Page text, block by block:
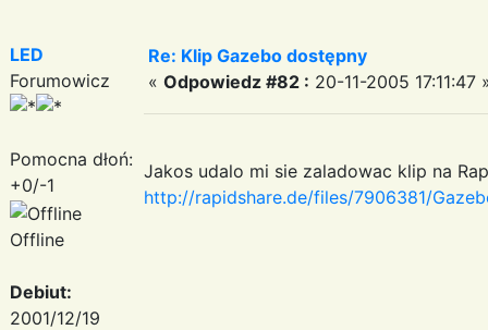
LED
Forumowicz
Pomocna dłoń:
+0/-1
Offline
Debiut:
2001/12/19
Re: Klip Gazebo dostępny
« Odpowiedz #82 : 20-11-2005 17:11:47
Jakos udalo mi sie zaladowac klip na
http://rapidshare.de/files/7906381/